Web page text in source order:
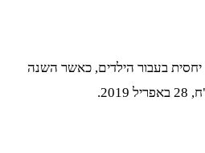
בעבור הילדים, כאשר השנה